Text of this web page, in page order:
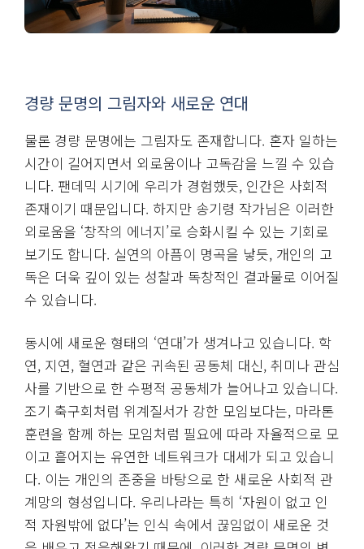
경량 문명의 그림자와 새로운 연대
물론 경량 문명에는 그림자도 존재합니다. 혼자 일하는
시간이 길어지면서 외로움이나 고독감을 느낄 수 있습
니다. 팬데믹 시기에 우리가 경험했듯, 인간은 사회적
존재이기 때문입니다. 하지만 송기령 작가님은 이러한
외로움을 ‘창작의 에너지’로 승화시킬 수 있는 기회로
보기도 합니다. 실연의 아픔이 명곡을 낳듯, 개인의 고
독은 더욱 깊이 있는 성찰과 독창적인 결과물로 이어질
수 있습니다.
동시에 새로운 형태의 ‘연대’가 생겨나고 있습니다. 학
연, 지연, 혈연과 같은 귀속된 공동체 대신, 취미나 관심
사를 기반으로 한 수평적 공동체가 늘어나고 있습니다.
조기 축구회처럼 위계질서가 강한 모임보다는, 마라톤
훈련을 함께 하는 모임처럼 필요에 따라 자율적으로 모
이고 흩어지는 유연한 네트워크가 대세가 되고 있습니
다. 이는 개인의 존중을 바탕으로 한 새로운 사회적 관
계망의 형성입니다. 우리나라는 특히 ‘자원이 없고 인
적 자원밖에 없다’는 인식 속에서 끊임없이 새로운 것